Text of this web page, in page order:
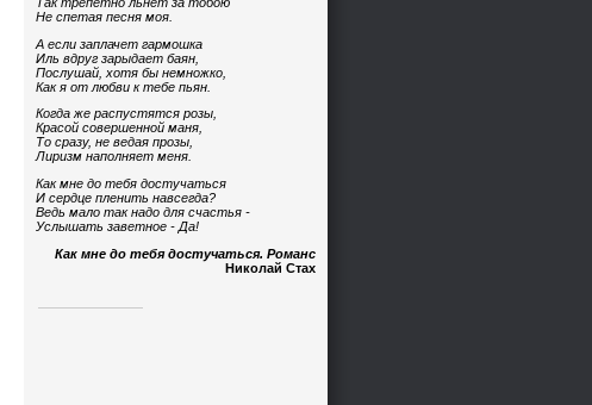
Не спетая песня моя.
А если заплачет гармошка
Иль вдруг зарыдает баян,
Послушай, хотя бы немножко,
Как я от любви к тебе пьян.
Когда же распустятся розы,
Красой совершенной маня,
То сразу, не ведая прозы,
Лиризм наполняет меня.
Как мне до тебя достучаться
И сердце пленить навсегда?
Ведь мало так надо для счастья -
Услышать заветное - Да!
Как мне до тебя достучаться. Романс
Николай Стах